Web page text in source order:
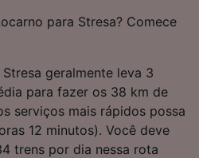
para Stresa? Comece
geralmente leva 3
para fazer os 38 km de
serviços mais rápidos possa
12 minutos). Você deve
trens por dia nessa rota